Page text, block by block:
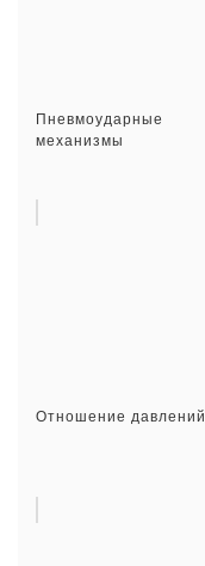
Пневмоударные
механизмы
Отношение давлений